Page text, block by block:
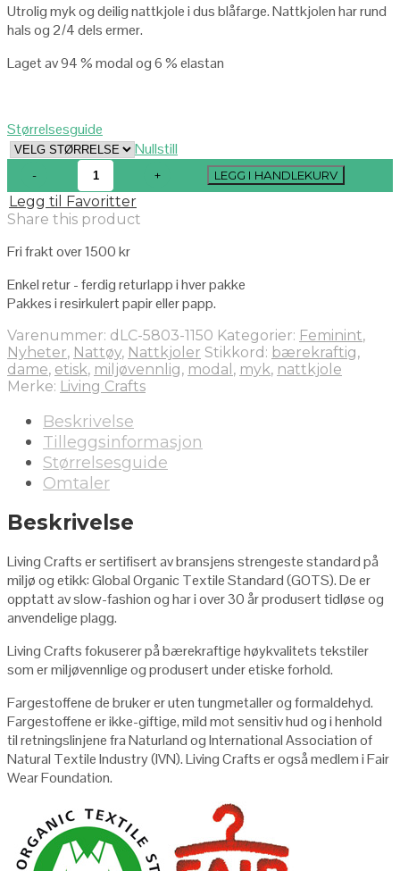
Utrolig myk og deilig nattkjole i dus blåfarge. Nattkjolen har rund
hals og 2/4 dels ermer.
Laget av 94 % modal og 6 % elastan
Størrelsesguide
Nullstill
LEGG I HANDLEKURV
Legg til Favoritter
Share this product
Fri frakt over 1500 kr
Enkel retur - ferdig returlapp i hver pakke
Pakkes i resirkulert papir eller papp.
Varenummer: dLC-5803-1150 Kategorier: Feminint,
Nyheter, Nattøy, Nattkjoler Stikkord: bærekraftig,
dame, etisk, miljøvennlig, modal , myk, nattkjole
Merke: Living Crafts
Beskrivelse
Tilleggsinformasjon
Størrelsesguide
Omtaler
Beskrivelse
Living Crafts er sertifisert av bransjens strengeste standard på
miljø og etikk: Global Organic Textile Standard (GOTS). De er
opptatt av slow-fashion og har i over 30 år produsert tidløse og
anvendelige plagg.
Living Crafts fokuserer på bærekraftige høykvalitets tekstiler
som er miljøvennlige og produsert under etiske forhold.
Fargestoffene de bruker er uten tungmetaller og formaldehyd.
Fargestoffene er ikke-giftige, mild mot sensitiv hud og i henhold
til retningslinjene fra Naturland og International Association of
Natural Textile Industry (IVN). Living Crafts er også medlem i Fair
Wear Foundation.